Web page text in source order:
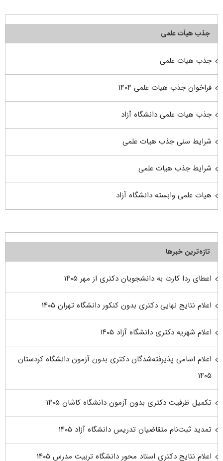
جذب هیأت علمی
جذب هیات علمی
فراخوان جذب هیات علمی ۱۴۰۴
جذب هیات علمی دانشگاه آزاد
شرایط سنی جذب هیات علمی
شرایط جذب هیات علمی
هیات علمی وابسته دانشگاه آزاد
تازه‌ترین خبرها
اعطای ردا کارت به دانشجویان دکتری از مهر ۱۴۰۵
اعلام نتایج نهایی دکتری بدون کنکور دانشگاه تهران ۱۴۰۵
اعلام شهریه دکتری دانشگاه آزاد ۱۴۰۵
اعلام اسامی پذیرفته‌شدگان دکتری بدون آزمون دانشگاه کردستان
۱۴۰۵
تکمیل ظرفیت دکتری بدون آزمون دانشگاه کاشان ۱۴۰۵
تمدید ثبت‌نام متقاضیان تدریس دانشگاه آزاد ۱۴۰۵
اعلام نتایج دکتری استاد محور دانشگاه تربیت مدرس ۱۴۰۵